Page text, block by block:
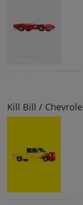
Kill Bill /